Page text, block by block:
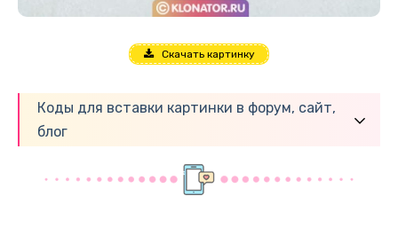
Скачать картинку
Коды для вставки картинки в форум, сайт,
блог